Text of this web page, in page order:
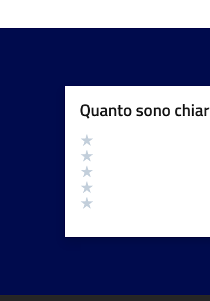
Quanto sono
Valutazione